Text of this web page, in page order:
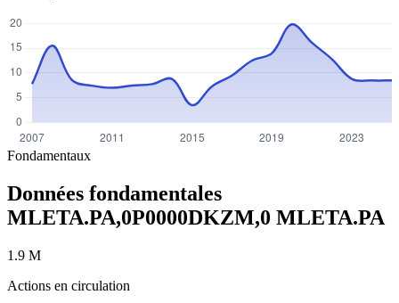
Fondamentaux
Données fondamentales
MLETA.PA,0P0000DKZM,0 MLETA.PA
1.9 M
Actions en circulation